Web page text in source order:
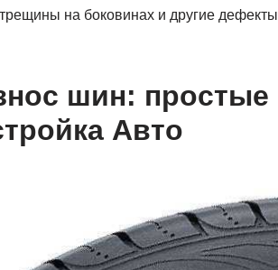
на боковинах и другие дефекты
шин: простые
Авто